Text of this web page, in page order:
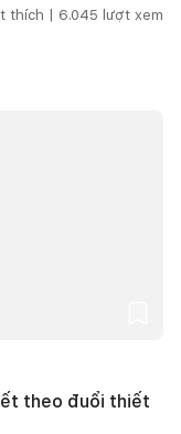
thích | 6.045 lượt xem
theo đuổi thiết